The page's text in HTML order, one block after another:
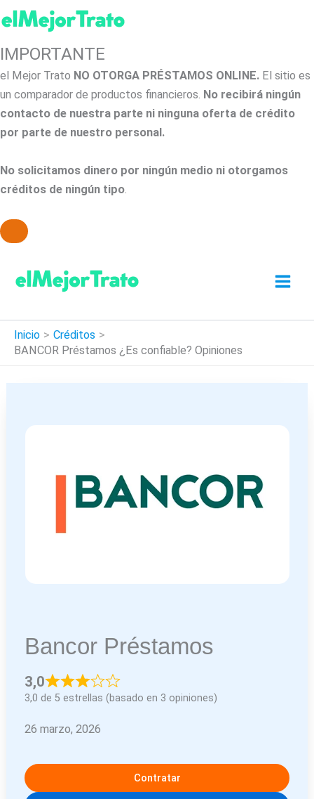
IMPORTANTE
el Mejor Trato NO OTORGA PRÉSTAMOS ONLINE. El sitio es
un comparador de productos financieros. No recibirá ningún
contacto de nuestra parte ni ninguna oferta de crédito
por parte de nuestro personal.
No solicitamos dinero por ningún medio ni otorgamos
créditos de ningún tipo.
contenido
Inicio
Créditos
BANCOR Préstamos ¿Es confiable? Opiniones
Bancor Préstamos
3,0
3,0 de 5 estrellas (basado en 3 opiniones)
26 marzo, 2026
Contratar